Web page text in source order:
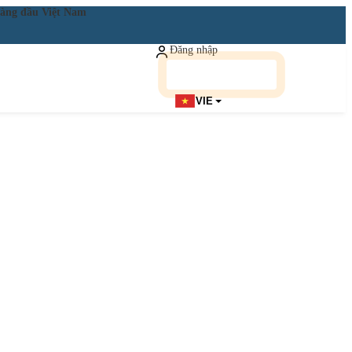
đầu Việt Nam
Đăng nhập
VIE